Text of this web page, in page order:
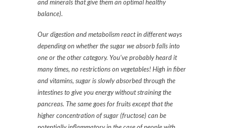
and minerals that give them an optimal healthy
balance).
Our digestion and metabolism react in different ways
depending on whether the sugar we absorb falls into
one or the other category. You’ve probably heard it
many times, no restrictions on vegetables! High in fiber
and vitamins, sugar is slowly absorbed through the
intestines to give you energy without straining the
pancreas. The same goes for fruits except that the
higher concentration of sugar (fructose) can be